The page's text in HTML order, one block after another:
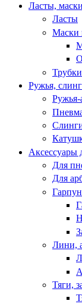
Ласты,
Ласты
Маски
Трубки
Ружья,
Ружья-
Аксессуары
Для
Для
Лини,
Тяги,